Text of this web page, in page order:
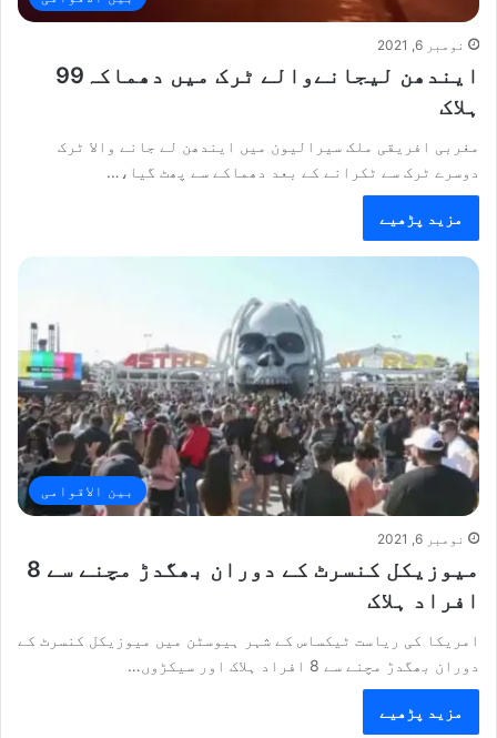
نومبر 6, 2021
ایندھن لیجانےوالے ٹرک میں دھماکہ99
ہلاک
مغربی افریقی ملک سیرالیون میں ایندھن لے جانے والا ٹرک
دوسرے ٹرک سے ٹکرانے کے بعد دھماکے سے پھٹ گیا،…
مزید پڑھیے
بین الاقوامی
نومبر 6, 2021
میوزیکل کنسرٹ کے دوران بھگدڑ مچنے سے 8
افراد ہلاک
امریکا کی ریاست ٹیکساس کے شہر ہیوسٹن میں میوزیکل کنسرٹ کے
دوران بھگدڑ مچنے سے 8 افراد ہلاک اور سیکڑوں…
مزید پڑھیے